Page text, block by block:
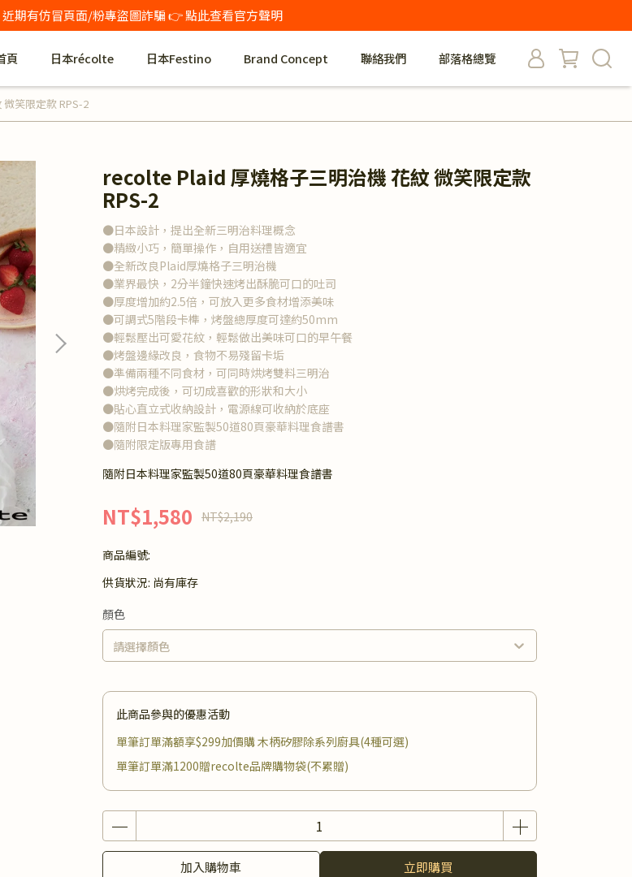
期有仿冒頁面/粉專盜圖詐騙 👉 點此查看官方聲明
頁 日本récolte 日本Festino Brand Concept 聯絡我們 部落格總覽
笑限定款 RPS-2
recolte Plaid 厚燒格子三明治機 花紋 微笑限定款
RPS-2
●日本設計，提出全新三明治料理概念
●精緻小巧，簡單操作，自用送禮皆適宜
●全新改良Plaid厚燒格子三明治機
●業界最快，2分半鐘快速烤出酥脆可口的吐司
●厚度增加約2.5倍，可放入更多食材增添美味
●可調式5階段卡榫，烤盤總厚度可達約50mm
●輕鬆壓出可愛花紋，輕鬆做出美味可口的早午餐
●烤盤邊緣改良，食物不易殘留卡垢
●準備兩種不同食材，可同時烘烤雙料三明治
●烘烤完成後，可切成喜歡的形狀和大小
●貼心直立式收納設計，電源線可收納於底座
●隨附日本料理家監製50道80頁豪華料理食譜書
●隨附限定版專用食譜
隨附日本料理家監製50道80頁豪華料理食譜書
NT$1,580 NT$2,190
商品編號:
供貨狀況: 尚有庫存
顏色
此商品參與的優惠活動
單筆訂單滿額享$299加價購 木柄矽膠除系列廚具(4種可選)
單筆訂單滿1200贈recolte品牌購物袋(不累贈)
加入購物車 立即購買